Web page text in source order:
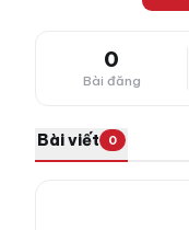
0
Bài đăng
Bài viết 0